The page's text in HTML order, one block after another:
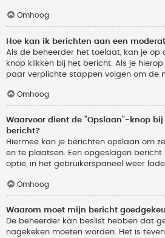
Omhoog
Hoe kan ik berichten aan een
Als de beheerder het toelaat, kan je op
knop klikken bij het bericht. Als je
paar verplichte stappen volgen om de
Omhoog
Waarvoor dient de "Opslaan"-knop
bericht?
Hiermee kan je berichten opslaan om
en te plaatsen. Een opgeslagen bericht
optie, in het gebruikerspaneel weer
Omhoog
Waarom moet mijn bericht
De beheerder kan beslist hebben dat
nagekeken moeten worden. Het is